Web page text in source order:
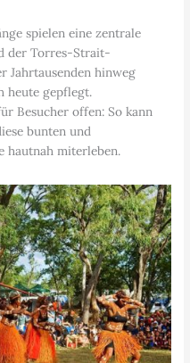
spielen eine zentrale
der Torres-Strait-
Jahrtausenden hinweg
heute gepflegt.
Besucher offen: So kann
bunten und
hautnah miterleben.